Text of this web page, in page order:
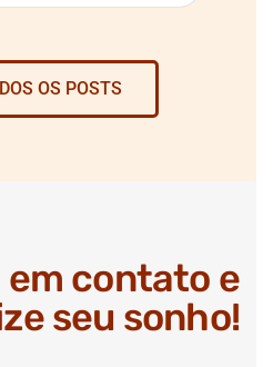
OS POSTS
em contato e
seu sonho!